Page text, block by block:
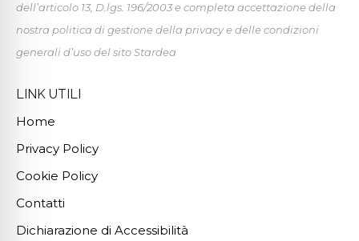
dell’articolo 13, D.lgs. 196/2003 e completa accettazione della
nostra politica di gestione della privacy e delle condizioni
generali d’uso del sito Stardea
LINK UTILI
Home
Privacy Policy
Cookie Policy
Contatti
Dichiarazione di Accessibilità